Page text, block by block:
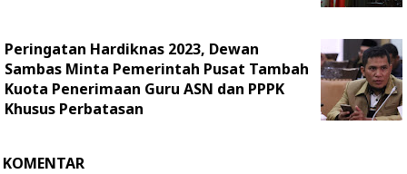
Peringatan Hardiknas 2023, Dewan
Sambas Minta Pemerintah Pusat Tambah
Kuota Penerimaan Guru ASN dan PPPK
Khusus Perbatasan
KOMENTAR